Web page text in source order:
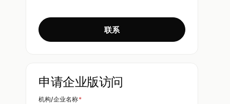
联系
申请企业版访问
机构/企业名称*